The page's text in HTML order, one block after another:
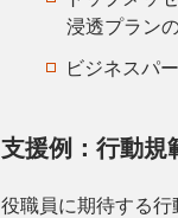
浸透プラン
ビジネスパ
支援例：行動規
役職員に期待する